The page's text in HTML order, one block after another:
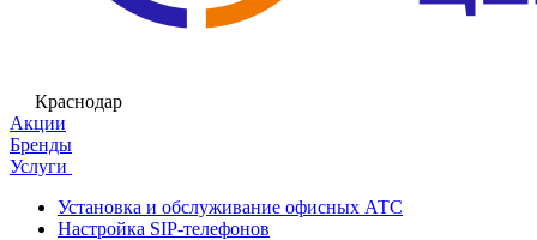
Краснодар
Акции
Бренды
Услуги
Установка и обслуживание офисных АТС
Настройка SIP-телефонов